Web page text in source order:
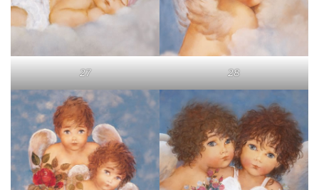
27 28